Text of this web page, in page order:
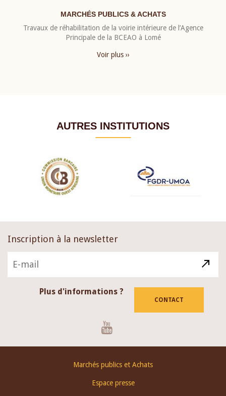
MARCHÉS PUBLICS & ACHATS
Travaux de réhabilitation de la voirie intérieure de l’Agence
Principale de la BCEAO à Lomé
Voir plus ››
AUTRES INSTITUTIONS
Inscription à la newsletter
Plus d'informations ?
CONTACT
Marchés publics et Achats
Espace presse